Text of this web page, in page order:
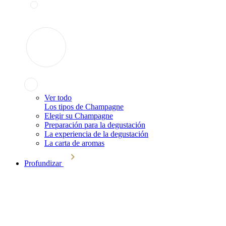
Ver todo
Los tipos de Champagne
Elegir su Champagne
Preparación para la degustación
La experiencia de la degustación
La carta de aromas
Profundizar